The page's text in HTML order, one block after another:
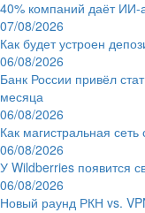
40% компаний даёт
07/08/2026
Как будет устроен
06/08/2026
Банк России привёл
месяца
06/08/2026
Как магистральная
06/08/2026
У Wildberries появится
06/08/2026
Новый раунд РКН vs.